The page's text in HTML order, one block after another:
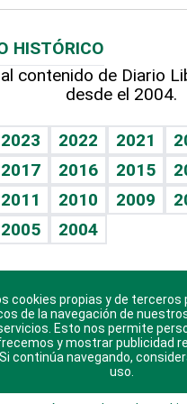
con el pediatra
la vida
al corazón
Personal
HISTÓRICO
contenido de Diario
desde el 2004.
2023 2022 2021
2017 2016 2015
2011 2010 2009
2005 2004
nuestras aplicaciones
sistema Huawei.
cookies propias y de terceros
de la navegación de
Esto nos permite
y mostrar publicidad
continúa navegando,
uso.